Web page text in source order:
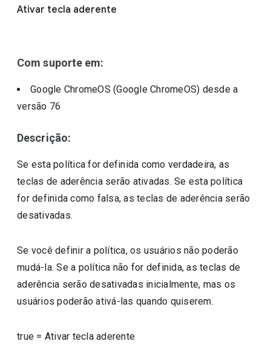
Ativar tecla aderente
Com suporte em:
Google ChromeOS (Google ChromeOS) desde a
versão 76
Descrição:
Se esta política for definida como verdadeira, as
teclas de aderência serão ativadas. Se esta política
for definida como falsa, as teclas de aderência serão
desativadas.
Se você definir a política, os usuários não poderão
mudá-la. Se a política não for definida, as teclas de
aderência serão desativadas inicialmente, mas os
usuários poderão ativá-las quando quiserem.
true = Ativar tecla aderente